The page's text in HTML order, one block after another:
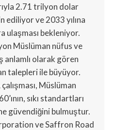
2.71 trilyon dolar
ediliyor ve 2033 yılına
ulaşması bekleniyor.
Müslüman nüfus ve
anlamlı olarak gören
talepleri ile büyüyor.
Müslüman
sıkı standartları
güvendiğini bulmuştur.
ve Saffron Road